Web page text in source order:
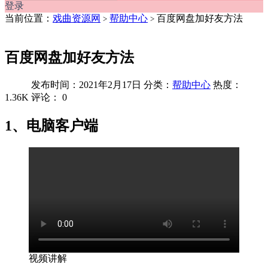
登录
当前位置： 戏曲资源网 > 帮助中心 > 百度网盘加好友方法
百度网盘加好友方法
发布时间：2021年2月17日 分类： 帮助中心 热度：
1.36K 评论： 0
1、电脑客户端
视频讲解